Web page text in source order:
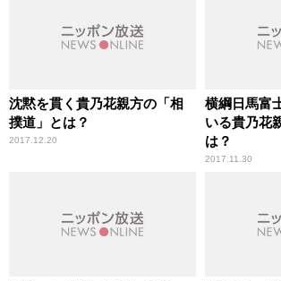
沈黙を貫く貴乃花親方の「相
撲道」とは？
2017.12.20
横綱日馬富
いる貴乃花
は？
2017.11.30